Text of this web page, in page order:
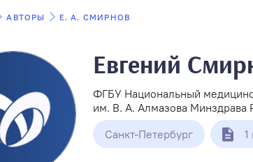
АВТОРЫ Е. А. СМИРНОВ
Евгений
ФГБУ Национальный
им. В. А. Алмазова Минздрава
Санкт-Петербург
1